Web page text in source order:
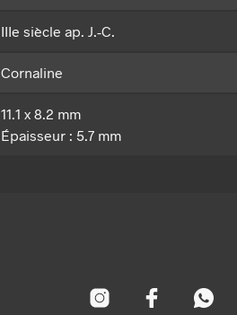
IIIe siècle ap. J.-C.
Cornaline
11.1 x 8.2 mm
Épaisseur : 5.7 mm